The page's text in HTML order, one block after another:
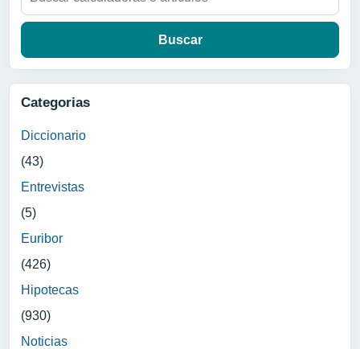
Categorias
Diccionario
(43)
Entrevistas
(5)
Euribor
(426)
Hipotecas
(930)
Noticias